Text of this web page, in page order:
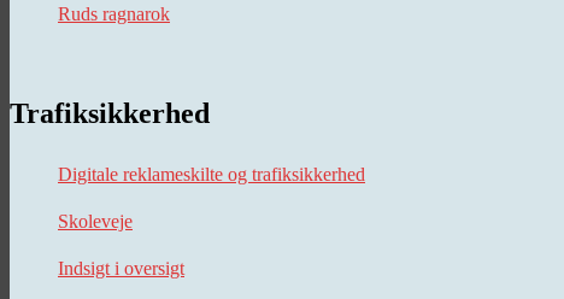
Ruds ragnarok
Trafiksikkerhed
Digitale reklameskilte og trafiksikkerhed
Skoleveje
Indsigt i oversigt